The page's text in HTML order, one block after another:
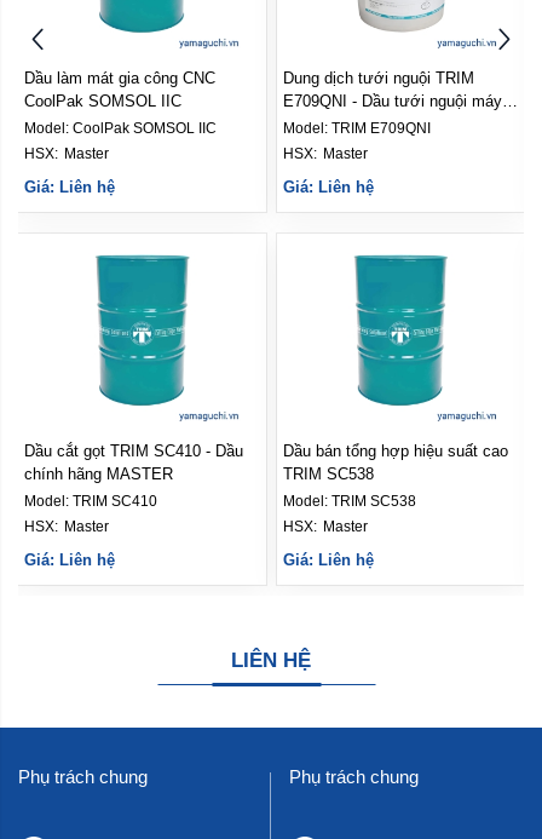
Dầu làm mát gia công CNC
CoolPak SOMSOL IIC
Model: CoolPak SOMSOL IIC
Master
Giá: Liên hệ
Dung dịch tưới nguội TRIM
E709QNI - Dầu tưới nguội máy
CNC
Model: TRIM E709QNI
HSX: Master
Giá: Liên hệ
Dầu cắt gọt TRIM SC410 - Dầu
chính hãng MASTER
Model: TRIM SC410
Master
Giá: Liên hệ
Dầu bán tổng hợp hiệu suất cao
TRIM SC538
Model: TRIM SC538
HSX: Master
Giá: Liên hệ
LIÊN HỆ
Phụ trách chung Phụ trách chung